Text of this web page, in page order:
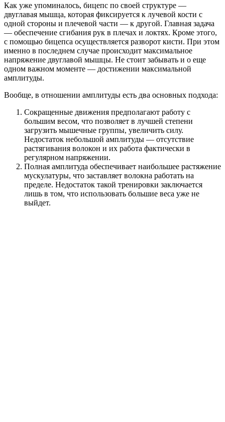
Как уже упоминалось, бицепс по своей структуре —
двуглавая мышца, которая фиксируется к лучевой кости с
одной стороны и плечевой части — к другой. Главная задача
— обеспечение сгибания рук в плечах и локтях. Кроме этого,
с помощью бицепса осуществляется разворот кисти. При этом
именно в последнем случае происходит максимальное
напряжение двуглавой мышцы. Не стоит забывать и о еще
одном важном моменте — достижении максимальной
амплитуды.
Вообще, в отношении амплитуды есть два основных подхода:
Сокращенные движения предполагают работу с
большим весом, что позволяет в лучшей степени
загрузить мышечные группы, увеличить силу.
Недостаток небольшой амплитуды — отсутствие
растягивания волокон и их работа фактически в
регулярном напряжении.
Полная амплитуда обеспечивает наибольшее растяжение
мускулатуры, что заставляет волокна работать на
пределе. Недостаток такой тренировки заключается
лишь в том, что использовать большие веса уже не
выйдет.